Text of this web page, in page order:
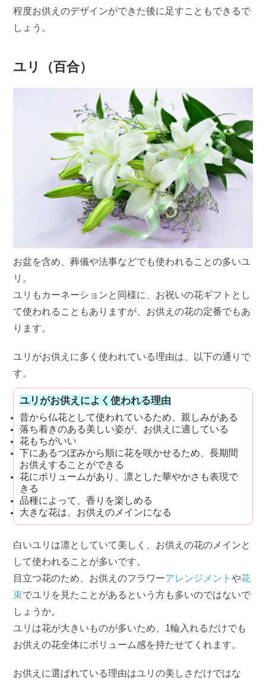
程度お供えのデザインができた後に足すこともできるで
しょう。
ユリ（百合）
お盆を含め、葬儀や法事などでも使われることの多いユ
リ。
ユリもカーネーションと同様に、お祝いの花ギフトとし
て使われることもありますが、お供えの花の定番でもあ
ります。
ユリがお供えに多く使われている理由は、以下の通りで
す。
ユリがお供えによく使われる理由
昔から仏花として使われているため、親しみがある
落ち着きのある美しい姿が、お供えに適している
花もちがいい
下にあるつぼみから順に花を咲かせるため、長期間
お供えすることができる
花にボリュームがあり、凛とした華やかさも表現で
きる
品種によって、香りを楽しめる
大きな花は、お供えのメインになる
白いユリは凛としていて美しく、お供えの花のメインと
して使われることが多いです。
目立つ花のため、お供えのフラワーアレンジメントや花
束でユリを見たことがあるという方も多いのではないで
しょうか。
ユリは花が大きいものが多いため、1輪入れるだけでも
お供えの花全体にボリューム感を持たせてくれます。
お供えに選ばれている理由はユリの美しさだけではな